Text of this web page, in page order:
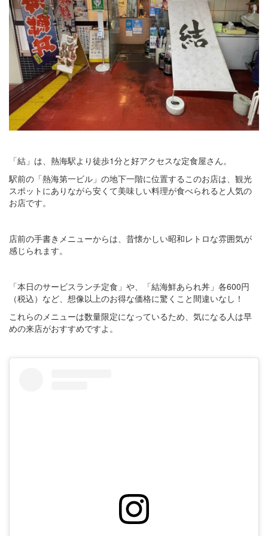
「結」は、熱海駅より徒歩1分と好アクセスな定食屋さん。
駅前の「熱海第一ビル」の地下一階に位置するこのお店は、観光
スポットにありながら安くて美味しい料理が食べられると人気の
お店です。
店前の手書きメニューからは、昔懐かしい昭和レトロな雰囲気が
感じられます。
「本日のサービスランチ定食」や、「結海鮮あられ丼」各600円
（税込）など、想像以上のお得な価格に驚くこと間違いなし！
これらのメニューは数量限定になっているため、気になる人は早
めの来店がおすすめですよ。